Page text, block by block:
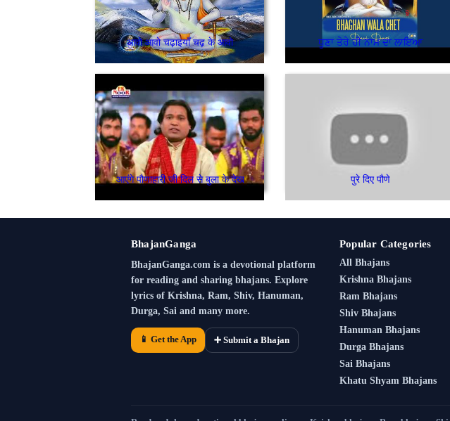
आवो आवो चढ़ाइयाँ चढ़ के आवो ਧੂਣਾ ਤੇਰੇ ਹੀ ਨਾਮ ਦਾ ਲਾਇਆ
आएंगे पौणाहारी जी दिल से बुला के देख पुरे दिए पौणे
BhajanGanga
BhajanGanga.com is a devotional platform
for reading and sharing bhajans. Explore
lyrics of Krishna, Ram, Shiv, Hanuman,
Durga, Sai and many more.
📱 Get the App ➕ Submit a Bhajan
Popular Categories
All Bhajans
Krishna Bhajans
Ram Bhajans
Shiv Bhajans
Hanuman Bhajans
Durga Bhajans
Sai Bhajans
Khatu Shyam Bhajans